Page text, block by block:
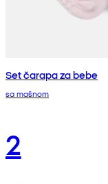
Set čarapa za bebe
sa mašnom
2